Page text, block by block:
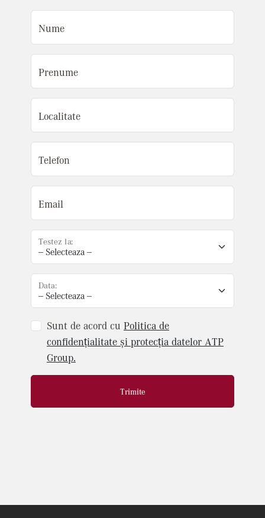
Nume
Prenume
Localitate
Telefon
Email
Testez la:
Data:
Sunt de acord cu Politica de
confidențialitate și protecția datelor ATP
Group.
Trimite